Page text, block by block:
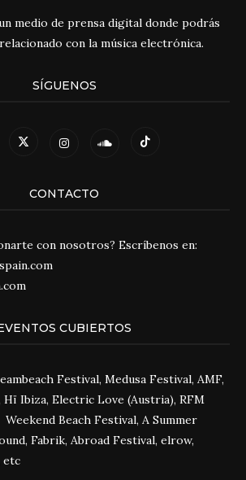
medio de prensa digital donde podrás
con la música electrónica.
SÍGUENOS
CONTACTO
con nosotros? Escríbenos en:
CUBIERTOS
Festival, Medusa Festival, AMF,
Hï Ibiza, Electric Love (Austria), RFM
Beach Festival, A Summer
Fabrik, Abroad Festival, elrow,
etc